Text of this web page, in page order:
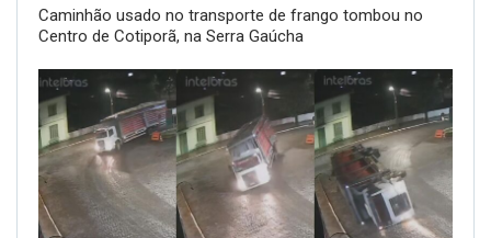
Caminhão usado no transporte de frango tombou no
Centro de Cotiporã, na Serra Gaúcha